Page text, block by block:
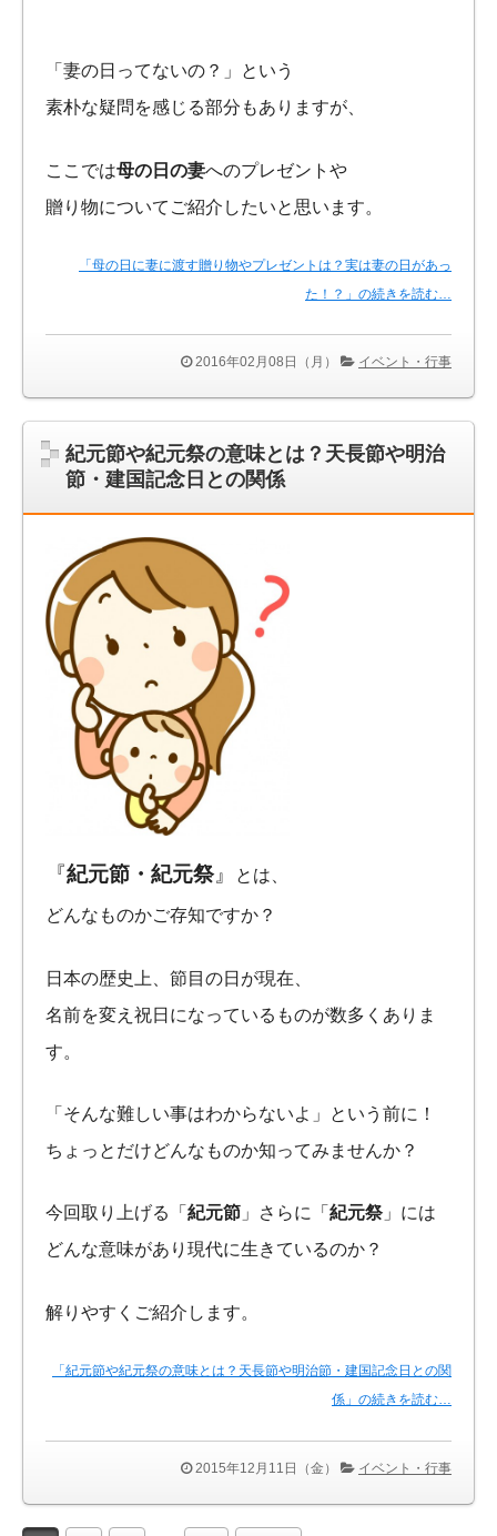
「妻の日ってないの？」という
素朴な疑問を感じる部分もありますが、
ここでは母の日の妻へのプレゼントや
贈り物についてご紹介したいと思います。
「母の日に妻に渡す贈り物やプレゼントは？実は妻の日があっ
た！？」の続きを読む…
2016年02月08日（月） イベント・行事
紀元節や紀元祭の意味とは？天長節や明治
節・建国記念日との関係
『紀元節・紀元祭』 とは、
どんなものかご存知ですか？
日本の歴史上、節目の日が現在、
名前を変え祝日になっているものが数多くありま
す。
「そんな難しい事はわからないよ」という前に！
ちょっとだけどんなものか知ってみませんか？
今回取り上げる「 紀元節 」さらに「 紀元祭 」には
どんな意味があり現代に生きているのか？
解りやすくご紹介します。
「紀元節や紀元祭の意味とは？天長節や明治節・建国記念日との関
係」の続きを読む…
2015年12月11日（金） イベント・行事